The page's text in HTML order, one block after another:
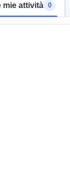
mie attività 0